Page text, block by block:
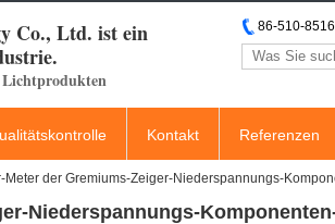
Co., Ltd. ist ein
86-510-
Kontakt Referenzen
der Gremiums-Zeiger-Niederspannungs-
Niederspannungs-